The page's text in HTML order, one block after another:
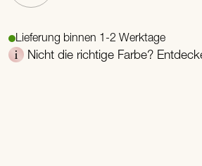
Lieferung binnen 1-2 Werktage
Nicht die richtige Farbe?